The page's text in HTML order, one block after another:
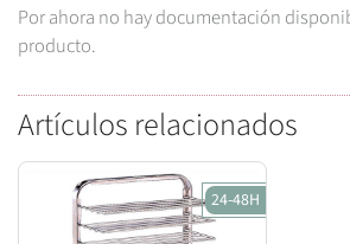
Por ahora no hay documentación
producto.
Artículos relacionados
24-48H